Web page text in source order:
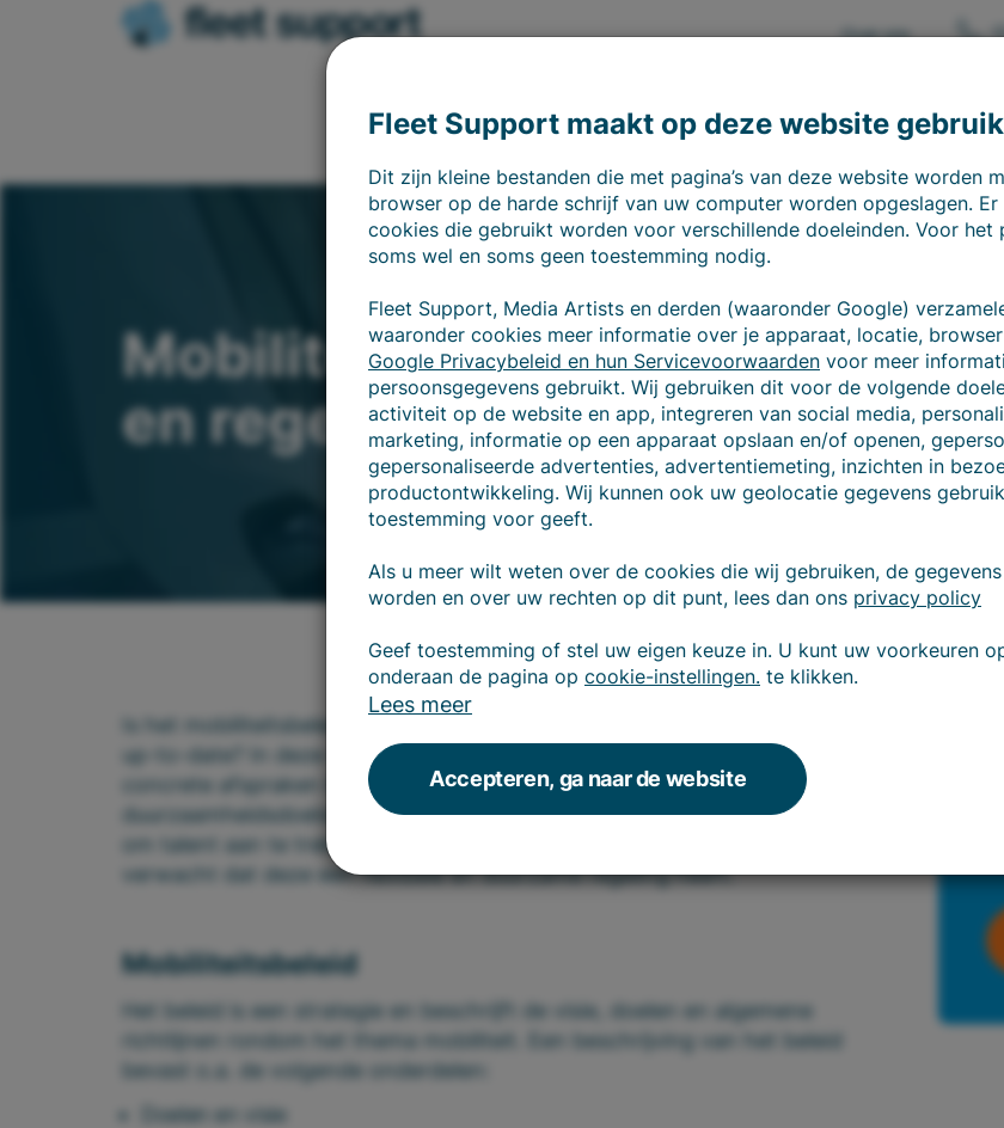
Over ons
Mobiliteitsbeleid-
en regeling
Is het mobiliteitsbeleid, en in het verlengde de auto-/mobiliteitsregeling nog
up-to-date? In deze snel veranderende wereld is een heldere visie en zijn
concrete afspraken belangrijk. Niet alleen om jullie
duurzaamheidsdoelstellingen te behalen en kosten te besparen, maar ook
om talent aan te trekken en binnen te houden. Er wordt van de organisatie
verwacht dat deze een flexibele en duurzame regeling heeft.
Mobiliteitsbeleid
Het beleid is een strategie en beschrijft de visie, doelen en algemene
richtlijnen rondom het thema mobiliteit. Een beschrijving van het beleid
bevast o.a. de volgende onderdelen:
Doelen en visie
Fleet Support maakt op deze website
Dit zijn kleine bestanden die met pagina’s van deze website worden
browser op de harde schrijf van uw computer worden opgeslagen.
cookies die gebruikt worden voor verschillende doeleinden. Voor het
soms wel en soms geen toestemming nodig.
Fleet Support, Media Artists en derden (waaronder Google)
waaronder cookies meer informatie over je apparaat, locatie,
Google Privacybeleid en hun Servicevoorwaarden voor meer
persoonsgegevens gebruikt. Wij gebruiken dit voor de volgende
activiteit op de website en app, integreren van social media,
marketing, informatie op een apparaat opslaan en/of openen,
gepersonaliseerde advertenties, advertentiemeting, inzichten in
productontwikkeling. Wij kunnen ook uw geolocatie gegevens
toestemming voor geeft.
Als u meer wilt weten over de cookies die wij gebruiken, de
worden en over uw rechten op dit punt, lees dan ons privacy policy
Geef toestemming of stel uw eigen keuze in. U kunt uw voorkeuren
onderaan de pagina op cookie-instellingen. te klikken.
Lees meer
Accepteren, ga naar de website